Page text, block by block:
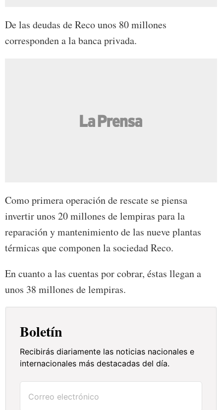
De las deudas de Reco unos 80 millones
corresponden a la banca privada.
Como primera operación de rescate se piensa
invertir unos 20 millones de lempiras para la
reparación y mantenimiento de las nueve plantas
térmicas que componen la sociedad Reco.
En cuanto a las cuentas por cobrar, éstas llegan a
unos 38 millones de lempiras.
Boletín
Recibirás diariamente las noticias nacionales e
internacionales más destacadas del día.